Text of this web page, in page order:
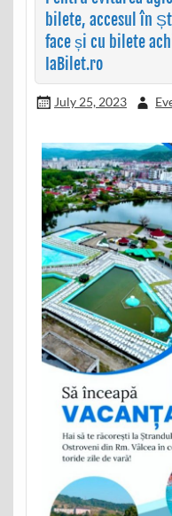
bilete, accesul în
face și cu bilete
IaBilet.ro
July 25, 2023